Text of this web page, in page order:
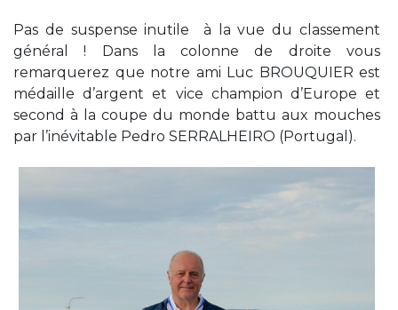
Pas de suspense inutile à la vue du classement
général ! Dans la colonne de droite vous
remarquerez que notre ami Luc BROUQUIER est
médaille d’argent et vice champion d’Europe et
second à la coupe du monde battu aux mouches
par l’inévitable Pedro SERRALHEIRO (Portugal).